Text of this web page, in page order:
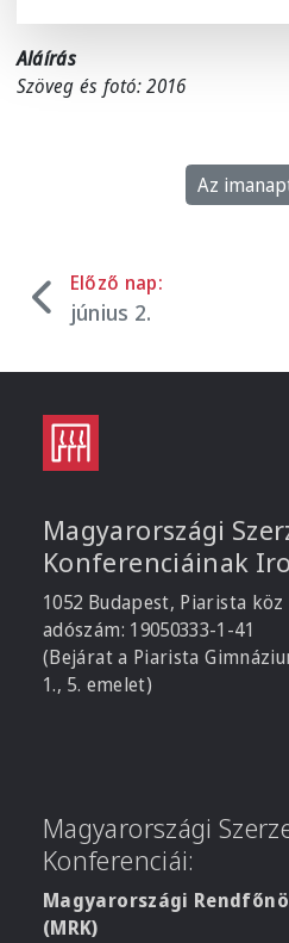
Aláírás
Szöveg és fotó: 2016
Az
Előző nap:
június 2.
Magyarországi
Konferenciáinak
1052 Budapest, Piarista köz
adószám: 19050333-1-41
(Bejárat a Piarista
1., 5. emelet)
Magyarországi
Konferenciái:
Magyarországi
(MRK)